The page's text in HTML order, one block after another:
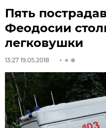
Пять
Феодосии
легковушки
13:27 19.05.2018